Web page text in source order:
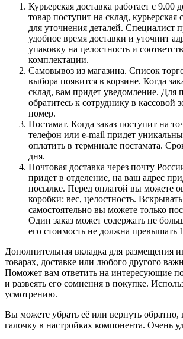
Курьерская доставка работает с 9.00
товар поступит на склад, курьерская
для уточнения деталей. Специалист
удобное время доставки и уточнит
упаковку на целостность и
комплектации.
Самовывоз из магазина. Список
выбора появится в корзине. Когда
склад, вам придет уведомление. Для
обратитесь к сотруднику в кассовой
номер.
Постамат. Когда заказ поступит на
телефон или e-mail придет
оплатить в терминале постамата.
дня.
Почтовая доставка через почту
придет в отделение, на ваш адрес
посылке. Перед оплатой вы можете
коробки: вес, целостность.
самостоятельно вы можете только
Один заказ может содержать не
его стоимость не должна превышать
Дополнительная вкладка для размещения
товарах, доставке или любого другого
Поможет вам ответить на интересующие
и развеять его сомнения в покупке.
усмотрению.
Вы можете убрать её или вернуть обратно,
галочку в настройках компонента. Очень